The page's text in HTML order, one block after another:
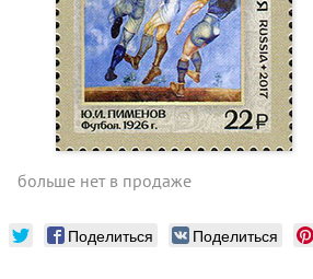
больше нет в продаже
Поделиться Поделиться